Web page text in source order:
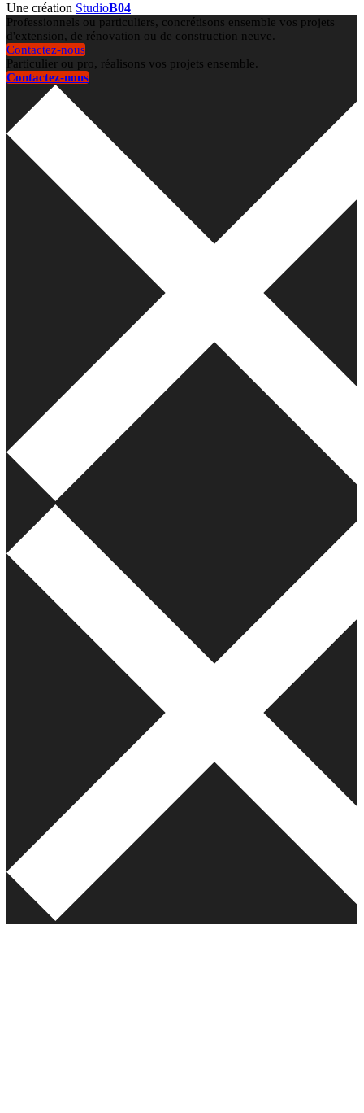
Une création StudioB04
Professionnels ou particuliers, concrétisons ensemble vos projets
d'extension, de rénovation ou de construction neuve.
Contactez-nous
Particulier ou pro, réalisons vos projets ensemble.
Contactez-nous